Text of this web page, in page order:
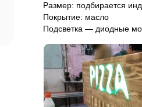
Размер: подбирается
Покрытие: масло
Подсветка — диодные